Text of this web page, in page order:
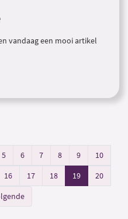
vandaag een mooi artikel
5 6 7 8 9
10
16 17 18 19
20